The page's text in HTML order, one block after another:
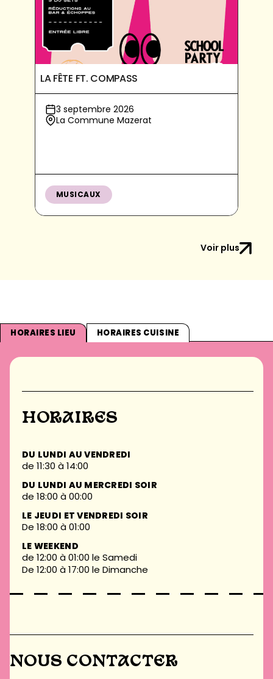
LA FÊTE FT. COMPASS
3 septembre 2026
La Commune Mazerat
MUSICAUX
Voir plus
HORAIRES LIEU HORAIRES CUISINE
HORAIRES
DU LUNDI AU VENDREDI
de 11:30 à 14:00
DU LUNDI AU MERCREDI SOIR
de 18:00 à 00:00
LE JEUDI ET VENDREDI SOIR
De 18:00 à 01:00
LE WEEKEND
de 12:00 à 01:00 le Samedi
De 12:00 à 17:00 le Dimanche
NOUS CONTACTER